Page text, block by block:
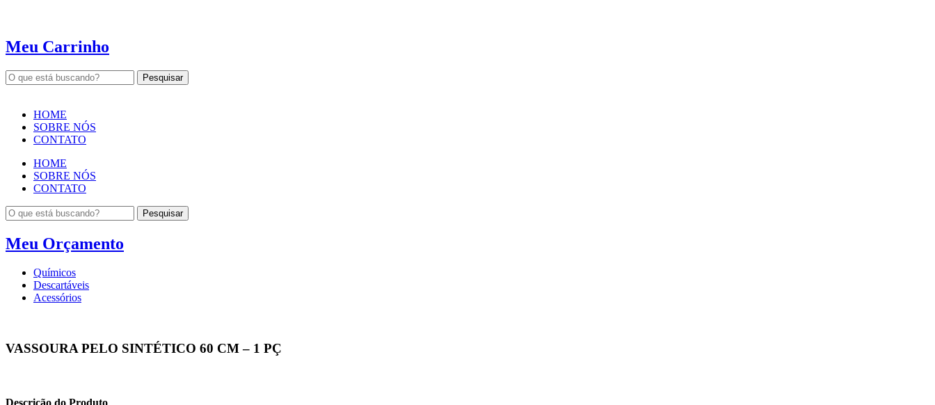
Meu Carrinho
Pesquisar
HOME
SOBRE NÓS
CONTATO
HOME
SOBRE NÓS
CONTATO
Pesquisar
Meu Orçamento
Químicos
Descartáveis
Acessórios
VASSOURA PELO SINTÉTICO 60 CM – 1 PÇ